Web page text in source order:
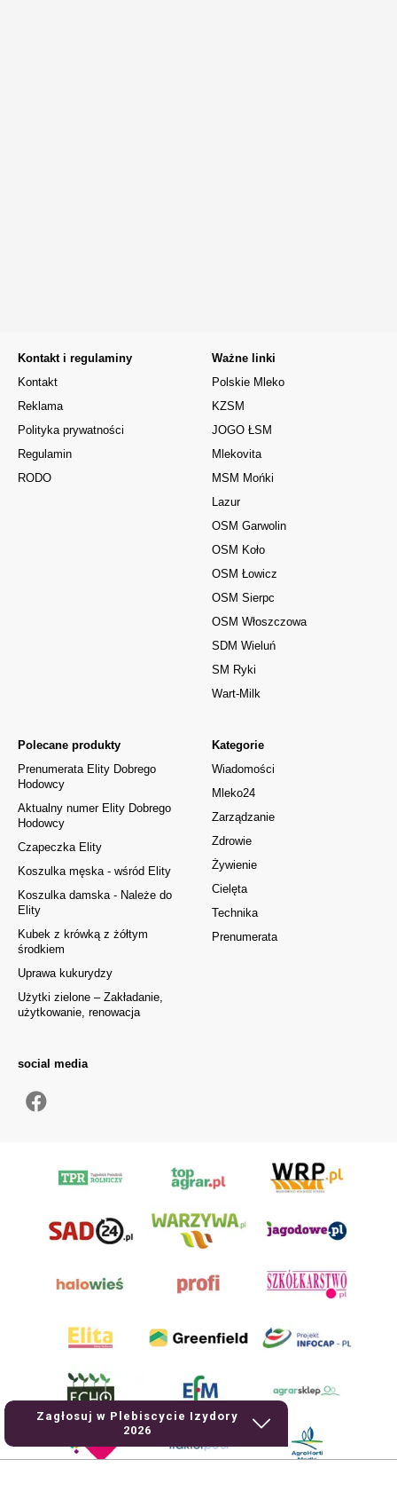
Zagłosuj w Plebiscycie Izydory
2026
Kontakt i regulaminy
Kontakt
Reklama
Polityka prywatności
Regulamin
RODO
Kategorie
Wiadomości
Mleko24
Zarządzanie
Zdrowie
Żywienie
Cielęta
Technika
Prenumerata
Polecane produkty
Prenumerata Elity Dobrego
Hodowcy
Aktualny numer Elity Dobrego
Hodowcy
Czapeczka Elity
Koszulka męska - wśród Elity
Koszulka damska - Należe do
Elity
Kubek z krówką z żółtym
środkiem
Uprawa kukurydzy
Użytki zielone – Zakładanie,
użytkowanie, renowacja
Ważne linki
Polskie Mleko
KZSM
JOGO ŁSM
Mlekovita
MSM Mońki
Lazur
OSM Garwolin
OSM Koło
OSM Łowicz
OSM Sierpc
OSM Włoszczowa
SDM Wieluń
SM Ryki
Wart-Milk
social media